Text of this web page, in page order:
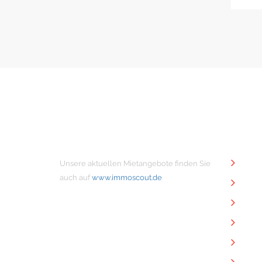
Unsere aktuellen Mietangebote finden Sie
auch auf www.immoscout.de